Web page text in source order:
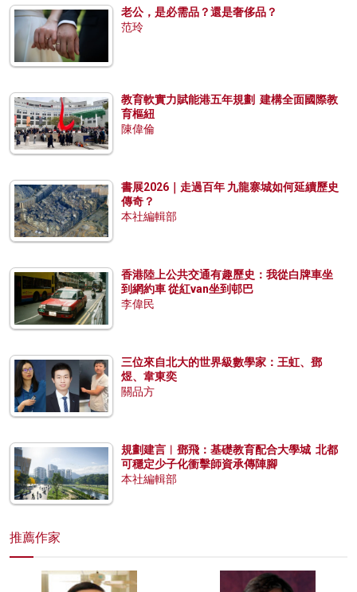
老公，是必需品？還是奢侈品？
范玲
教育軟實力賦能港五年規劃 建構全面國際教
育樞紐
陳偉倫
書展2026｜走過百年 九龍寨城如何延續歷史
傳奇？
本社編輯部
香港陸上公共交通有趣歷史：我從白牌車坐
到網約車 從紅van坐到邨巴
李偉民
三位來自北大的世界級數學家：王虹、鄧
煜、韋東奕
關品方
規劃建言︱鄧飛：基礎教育配合大學城 北都
可穩定少子化衝擊師資承傳陣腳
本社編輯部
推薦作家